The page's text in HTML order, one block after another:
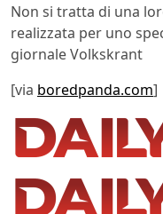
Non si tratta di una
realizzata per uno
giornale Volkskrant
[via boredpanda.com]